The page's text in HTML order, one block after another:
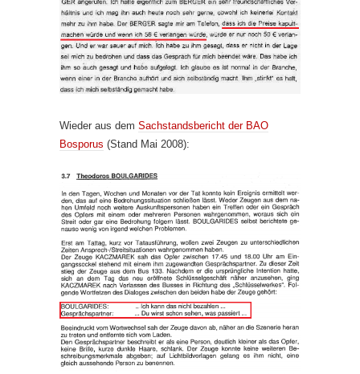
Wieder aus dem Sachstandsbericht der BAO
Bosporus (Stand Mai 2008):